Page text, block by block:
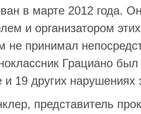
в марте 2012 года.
и организатором
не принимал
Грациано
и 19 других нарушениях
представитель